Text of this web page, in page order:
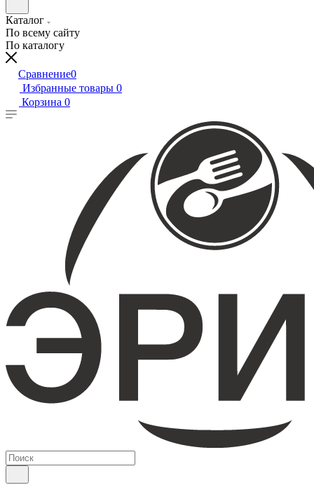
Каталог
По всему сайту
По каталогу
Сравнение0
Избранные товары 0
Корзина 0